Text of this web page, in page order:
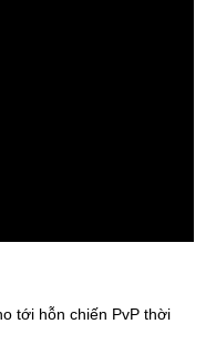
tới hỗn chiến PvP thời